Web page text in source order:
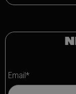
Email*